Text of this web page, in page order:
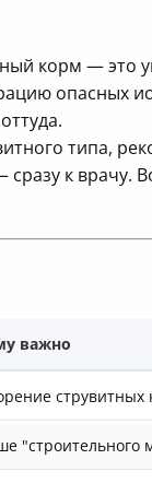
корм — это
опасных
типа,
сразу к
важно
струвитных
"строительного